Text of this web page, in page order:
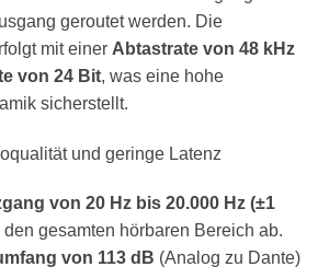
geroutet werden. Die
mit einer Abtastrate von 48 kHz
von 24 Bit, was eine hohe
sicherstellt.
und geringe Latenz
von 20 Hz bis 20.000 Hz (±1
gesamten hörbaren Bereich ab.
von 113 dB (Analog zu Dante)